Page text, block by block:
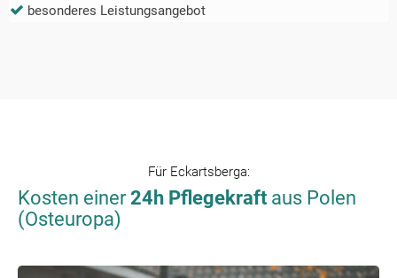
besonderes Leistungsangebot
Für Eckartsberga:
Kosten einer24h Pflegekraft aus Polen
(Osteuropa)